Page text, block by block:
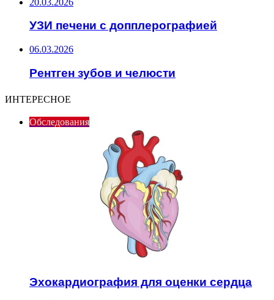
УЗИ печени с допплерографией
06.03.2026
Рентген зубов и челюсти
ИНТЕРЕСНОЕ
Обследования
Эхокардиография для оценки сердца